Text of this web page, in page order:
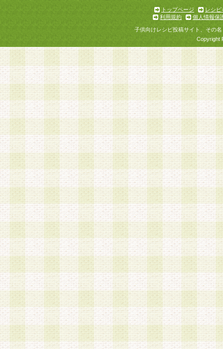
トップページ
レシピ
利用規約
個人情報保
子供向けレシピ投稿サイト、その
Copyright